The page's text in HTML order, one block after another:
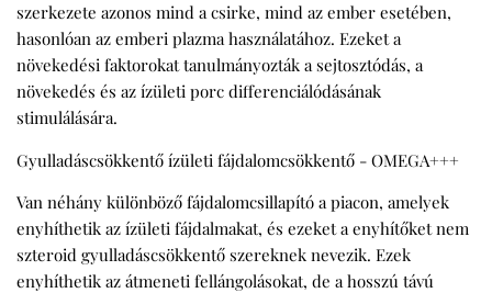
szerkezete azonos mind a csirke, mind az ember esetében,
hasonlóan az emberi plazma használatához. Ezeket a
növekedési faktorokat tanulmányozták a sejtosztódás, a
növekedés és az ízületi porc differenciálódásának
stimulálására.
Gyulladáscsökkentő ízületi fájdalomcsökkentő - OMEGA+++
Van néhány különböző fájdalomcsillapító a piacon, amelyek
enyhíthetik az ízületi fájdalmakat, és ezeket a enyhítőket nem
szteroid gyulladáscsökkentő szereknek nevezik. Ezek
enyhíthetik az átmeneti fellángolásokat, de a hosszú távú